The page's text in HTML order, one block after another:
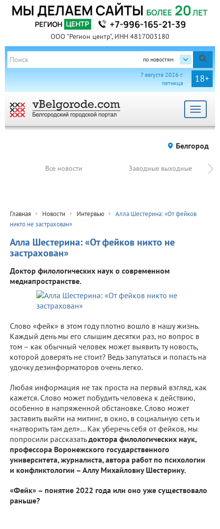
ООО "Регион центр", ИНН 4817003180
по новостям
18+
7 августа 2026 г.
пятница
Toggle
Белгород
Все новости Заводные выходные
Главная Новости Интервью
Алла Шестерина: «От фейков
никто не застрахован»
Алла Шестерина: «От фейков никто не
застрахован»
Доктор филологических наук о современном
медиапространстве.
Слово «фейк» в этом году плотно вошло в нашу жизнь.
Каждый день мы его слышим десятки раз, но вопрос в
том – как обычный человек может выявить ту новость,
которой доверять не стоит? Ведь запутаться и попасть на
удочку дезинформаторов очень легко.
Любая информация не так проста на первый взгляд, как
кажется. Слово может побудить человека к действию,
особенно в напряженной обстановке. Слово может
заставить выйти на митинг, в окно, в социальную сеть и
«натворить там дел»… Как уберечь себя от фейков, мы
попросили рассказатьдоктора филологических наук,
профессора Воронежского государственного
университета, журналиста, автора работ по психологии
и конфликтологии – Аллу Михайловну Шестерину.
«Фейк» – понятие 2022 года или оно уже существовало
раньше?